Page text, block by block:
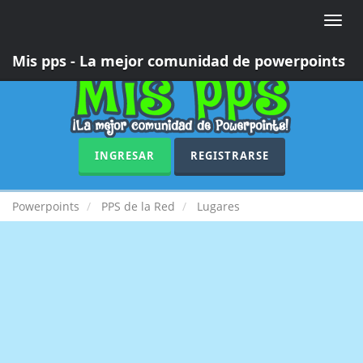
Toggle
Mis pps - La mejor comunidad de powerpoints
INGRESAR REGISTRARSE
Powerpoints PPS de la Red Lugares